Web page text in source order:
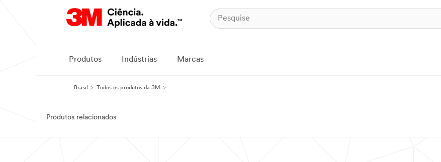
Produtos Indústrias Marcas
Brasil Todos os produtos da 3M
Produtos relacionados